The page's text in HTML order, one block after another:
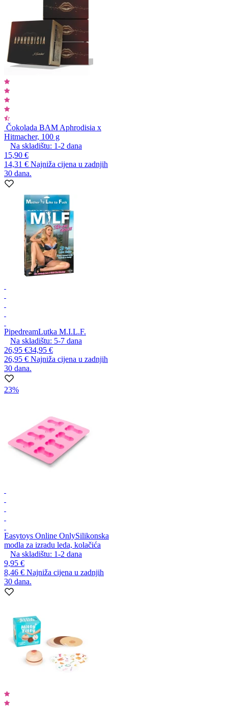
Čokolada BAM Aphrodisia x
Hitmacher, 100 g
Na skladištu: 1-2 dana
15,90 €
14,31 € Najniža cijena u zadnjih
30 dana.
PipedreamLutka M.I.L.F.
Na skladištu: 5-7 dana
26,95 €34,95 €
26,95 € Najniža cijena u zadnjih
30 dana.
23%
Easytoys Online OnlySilikonska
modla za izradu leda, kolačića
Na skladištu: 1-2 dana
9,95 €
8,46 € Najniža cijena u zadnjih
30 dana.